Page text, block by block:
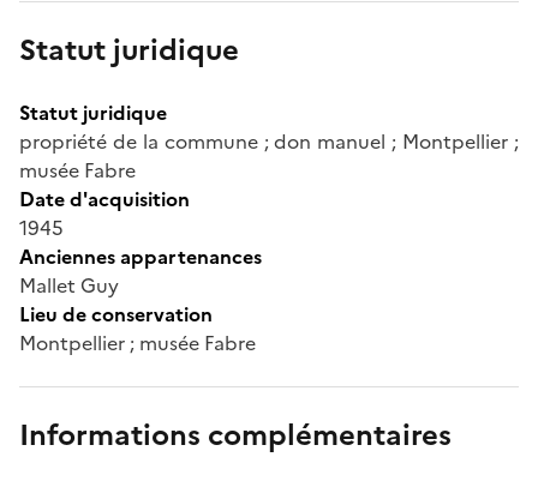
Statut juridique
Statut juridique
propriété de la commune ; don manuel ; Montpellier ;
musée Fabre
Date d'acquisition
1945
Anciennes appartenances
Mallet Guy
Lieu de conservation
Montpellier ; musée Fabre
Informations complémentaires